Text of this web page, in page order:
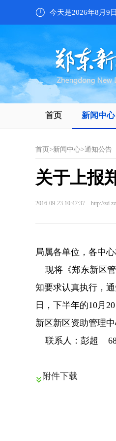
今天是2026年8月9
首页 新闻中心
首页 >新闻中心>通知公告
关于上报
2016-09-23 10:47:37 http://
局属各单位，各中心
现将《郑东新区管
知要求认真执行，
日，下半年的10月
新区新区资助管理
联系人：彭超
附件下载